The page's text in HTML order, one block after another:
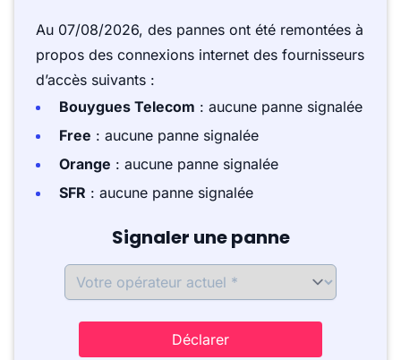
Au 07/08/2026, des pannes ont été remontées à
propos des connexions internet des fournisseurs
d’accès suivants :
Bouygues Telecom : aucune panne signalée
Free : aucune panne signalée
Orange : aucune panne signalée
SFR : aucune panne signalée
Signaler une panne
Déclarer